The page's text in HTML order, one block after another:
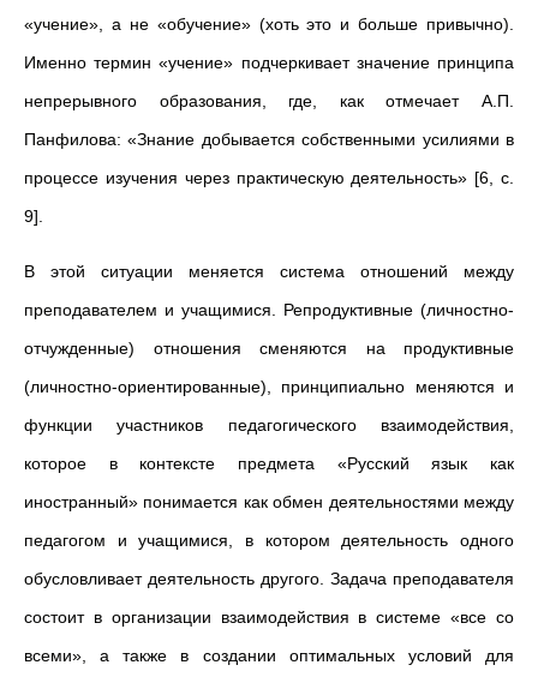
«учение», а не «обучение» (хоть это и больше привычно).
Именно термин «учение» подчеркивает значение принципа
непрерывного образования, где, как отмечает А.П.
Панфилова: «Знание добывается собственными усилиями в
процессе изучения через практическую деятельность» [6, с.
9].
В этой ситуации меняется система отношений между
преподавателем и учащимися. Репродуктивные (личностно-
отчужденные) отношения сменяются на продуктивные
(личностно-ориентированные), принципиально меняются и
функции участников педагогического взаимодействия,
которое в контексте предмета «Русский язык как
иностранный» понимается как обмен деятельностями между
педагогом и учащимися, в котором деятельность одного
обусловливает деятельность другого. Задача преподавателя
состоит в организации взаимодействия в системе «все со
всеми», а также в создании оптимальных условий для